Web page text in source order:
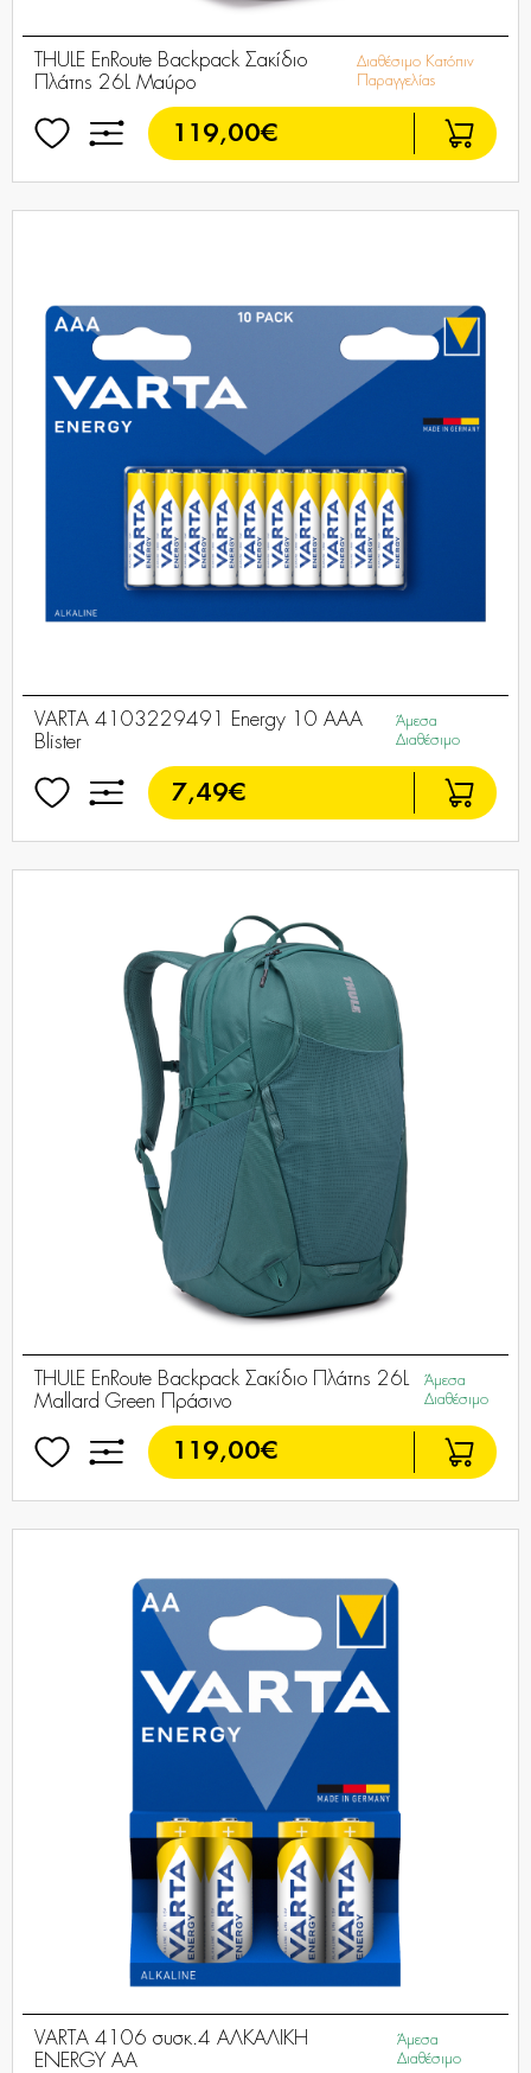
THULE EnRoute Backpack Σακίδιο
Πλάτης 26L Μαύρο
Διαθέσιμο Κατόπιν
Παραγγελίας
119,00€
VARTA 4103229491 Energy 10 AAA
Blister
Άμεσα
Διαθέσιμο
7,49€
THULE EnRoute Backpack Σακίδιο Πλάτης 26L
Mallard Green Πράσινο
Άμεσα
Διαθέσιμο
119,00€
VARTA 4106 συσκ.4 AΛΚΑΛΙΚΗ
ENERGY AA
Άμεσα
Διαθέσιμο